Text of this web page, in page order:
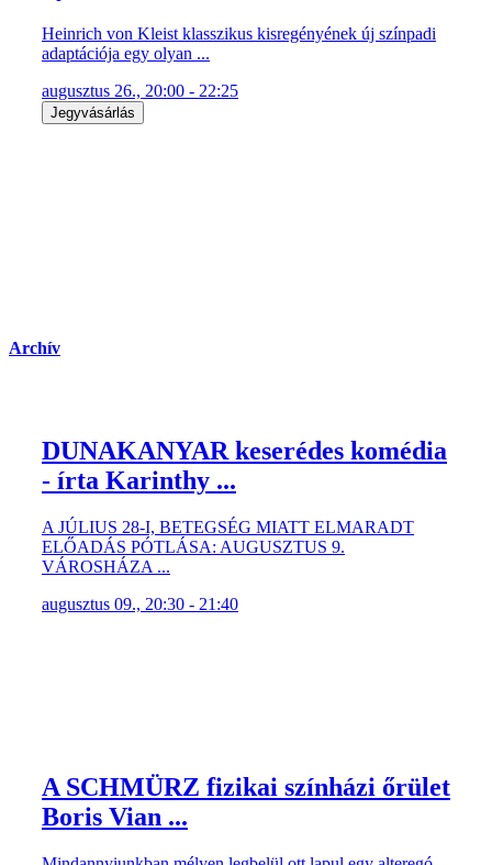
Heinrich von Kleist klasszikus kisregényének új színpadi
adaptációja egy olyan ...
augusztus 26., 20:00 - 22:25
Jegyvásárlás
Archív
DUNAKANYAR keserédes komédia
- írta Karinthy ...
A JÚLIUS 28-I, BETEGSÉG MIATT ELMARADT
ELŐADÁS PÓTLÁSA: AUGUSZTUS 9.
VÁROSHÁZA ...
augusztus 09., 20:30 - 21:40
A SCHMÜRZ fizikai színházi őrület
Boris Vian ...